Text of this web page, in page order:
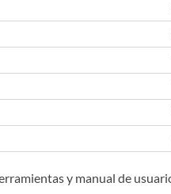
y manual de